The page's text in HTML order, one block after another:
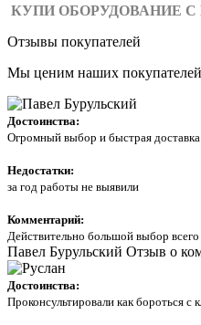
КУПИ ОБОРУДОВАНИЕ
Отзывы покупателей
Мы ценим наших покупателей
Достоинства:
Огромный выбор и быстрая доставка
Недостатки:
за год работы не выявили
Комментарий:
Действительно большой выбор
Павел Бурульский Отзыв о
Достоинства:
Проконсультировали как бороться с